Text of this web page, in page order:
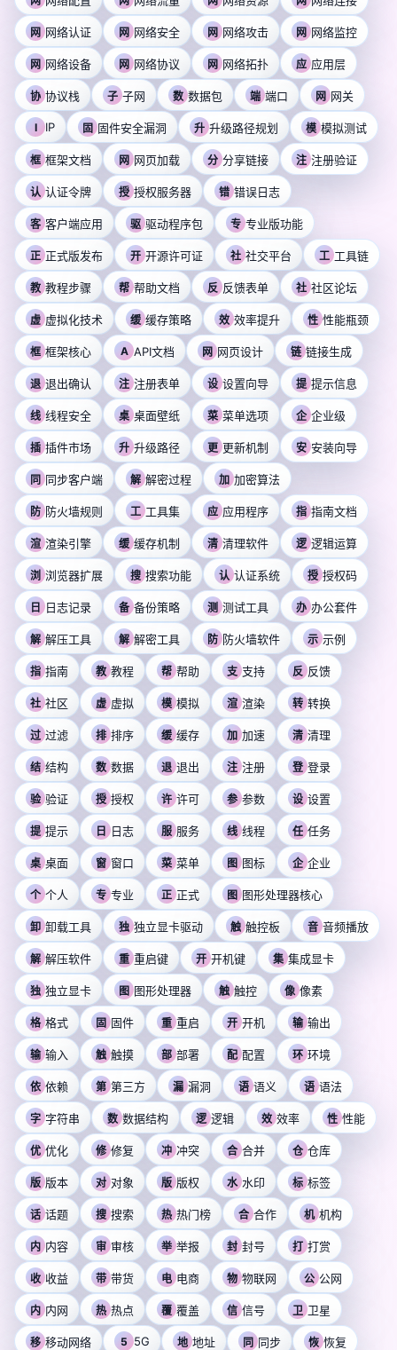
网 网络认证 网 网络安全 网 网络攻击 网 网络监控
网 网络设备 网 网络协议 网 网络拓扑 应 应用层
协 协议栈 子 子网 数 数据包 端 端口 网 网关
I IP 固 固件安全漏洞 升 升级路径规划 模 模拟测试
框 框架文档 网 网页加载 分 分享链接 注 注册验证
认 认证令牌 授 授权服务器 错 错误日志
客 客户端应用 驱 驱动程序包 专 专业版功能
正 正式版发布 开 开源许可证 社 社交平台 工 工具链
教 教程步骤 帮 帮助文档 反 反馈表单 社 社区论坛
虚 虚拟化技术 缓 缓存策略 效 效率提升 性 性能瓶颈
框 框架核心 A API文档 网 网页设计 链 链接生成
退 退出确认 注 注册表单 设 设置向导 提 提示信息
线 线程安全 桌 桌面壁纸 菜 菜单选项 企 企业级
插 插件市场 升 升级路径 更 更新机制 安 安装向导
同 同步客户端 解 解密过程 加 加密算法
防 防火墙规则 工 工具集 应 应用程序 指 指南文档
渲 渲染引擎 缓 缓存机制 清 清理软件 逻 逻辑运算
浏 浏览器扩展 搜 搜索功能 认 认证系统 授 授权码
日 日志记录 备 备份策略 测 测试工具 办 办公套件
解 解压工具 解 解密工具 防 防火墙软件 示 示例
指 指南 教 教程 帮 帮助 支 支持 反 反馈
社 社区 虚 虚拟 模 模拟 渲 渲染 转 转换
过 过滤 排 排序 缓 缓存 加 加速 清 清理
结 结构 数 数据 退 退出 注 注册 登 登录
验 验证 授 授权 许 许可 参 参数 设 设置
提 提示 日 日志 服 服务 线 线程 任 任务
桌 桌面 窗 窗口 菜 菜单 图 图标 企 企业
个 个人 专 专业 正 正式 图 图形处理器核心
卸 卸载工具 独 独立显卡驱动 触 触控板 音 音频播放
解 解压软件 重 重启键 开 开机键 集 集成显卡
独 独立显卡 图 图形处理器 触 触控 像 像素
格 格式 固 固件 重 重启 开 开机 输 输出
输 输入 触 触摸 部 部署 配 配置 环 环境
依 依赖 第 第三方 漏 漏洞 语 语义 语 语法
字 字符串 数 数据结构 逻 逻辑 效 效率 性 性能
优 优化 修 修复 冲 冲突 合 合并 仓 仓库
版 版本 对 对象 版 版权 水 水印 标 标签
话 话题 搜 搜索 热 热门榜 合 合作 机 机构
内 内容 审 审核 举 举报 封 封号 打 打赏
收 收益 带 带货 电 电商 物 物联网 公 公网
内 内网 热 热点 覆 覆盖 信 信号 卫 卫星
移 移动网络 5 5G 地 地址 同 同步 恢 恢复